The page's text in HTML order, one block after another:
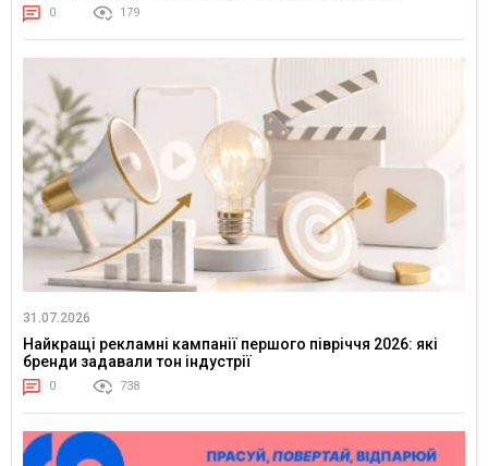
0 179
31.07.2026
Найкращі рекламні кампанії першого півріччя 2026: які
бренди задавали тон індустрії
0 738